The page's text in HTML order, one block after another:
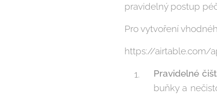
pravidelný postup
Pro vytvoření
https://airtable.com/
Pravidelné
buňky a